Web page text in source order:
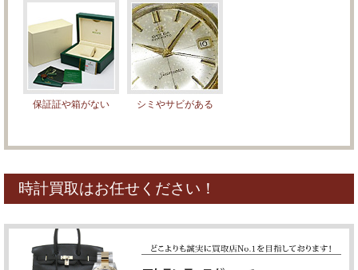
保証証や箱がない シミやサビがある
時計買取はお任せください！